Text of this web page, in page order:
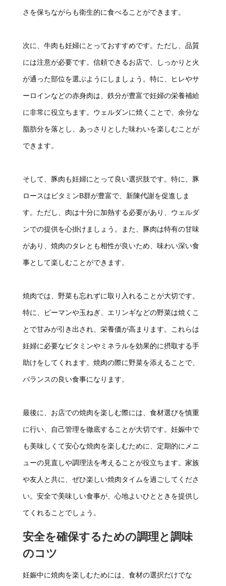
さを保ちながらも衛生的に食べることができます。
次に、牛肉も妊婦にとっておすすめです。ただし、品質
には注意が必要です。信頼できるお店で、しっかりと火
が通った部位を選ぶようにしましょう。特に、ヒレやサ
ーロインなどの赤身肉は、鉄分が豊富で妊婦の栄養補給
に非常に役立ちます。ウェルダンに焼くことで、余分な
脂肪分を落とし、あっさりとした味わいを楽しむことが
できます。
そして、豚肉も妊婦にとって良い選択肢です。特に、豚
ロースはビタミンB群が豊富で、新陳代謝を促進しま
す。ただし、肉は十分に加熱する必要があり、ウェルダ
ンでの提供を心掛けましょう。また、豚肉は特有の甘味
があり、焼肉のタレとも相性が良いため、味わい深い食
事として楽しむことができます。
焼肉では、野菜も忘れずに取り入れることが大切です。
特に、ピーマンや玉ねぎ、エリンギなどの野菜は焼くこ
とで甘みが引き出され、栄養価が高まります。これらは
妊婦に必要なビタミンやミネラルを効果的に摂取する手
助けをしてくれます。焼肉の際に野菜を添えることで、
バランスの良い食事になります。
最後に、お店での焼肉を楽しむ際には、食材選びを慎重
に行い、自己管理を徹底することが大切です。妊娠中で
も美味しくて安心な焼肉を楽しむために、定期的にメニ
ューの見直しや調理法を考えることが役立ちます。家族
や友人と共に、ぜひ楽しい焼肉タイムを過ごしてくださ
い。安全で美味しい食事が、心地よいひとときを提供し
てくれることでしょう。
安全を確保するための調理と調味
のコツ
妊娠中に焼肉を楽しむためには、食材の選択だけでな